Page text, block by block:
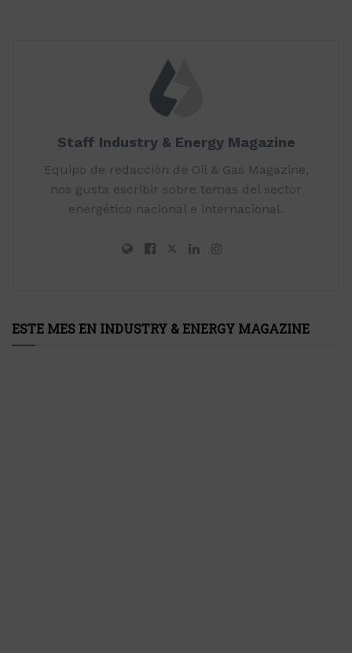
Staff Industry & Energy Magazine
Equipo de redacción de Oil & Gas Magazine,
nos gusta escribir sobre temas del sector
energético nacional e internacional.
ESTE MES EN INDUSTRY & ENERGY MAGAZINE